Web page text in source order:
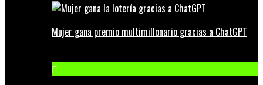
Mujer gana premio multimillonario gracias a ChatGPT